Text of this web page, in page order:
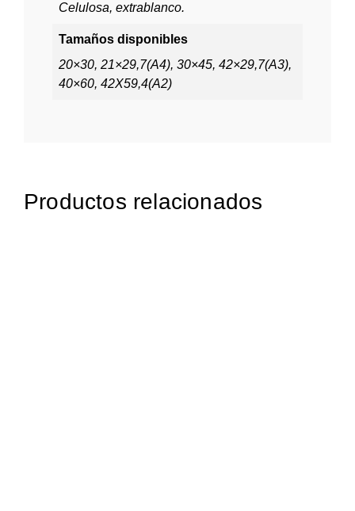
Celulosa, extrablanco.
Tamaños disponibles
20×30, 21×29,7(A4), 30×45, 42×29,7(A3),
40×60, 42X59,4(A2)
Productos relacionados